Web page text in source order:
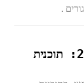
איך לסגור פיגור בחשבונות ב-2026: תוכנית